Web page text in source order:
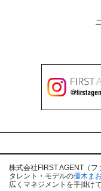
株式会社FIRST AGENT（
タレント・モデルの優木ま
広くマネジメントを手掛けて